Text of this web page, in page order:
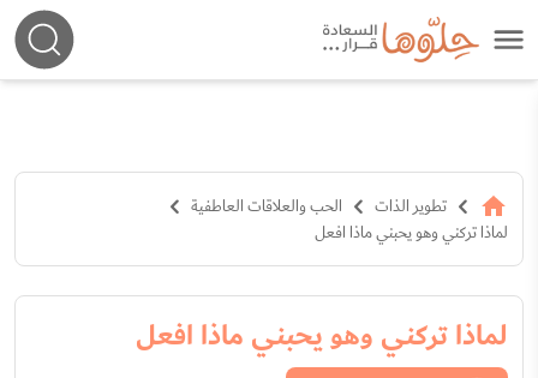
تطوير الذات
الحب والعلاقات العاطفية
لماذا تركني وهو يحبني ماذا افعل
لماذا تركني وهو يحبني ماذا افعل